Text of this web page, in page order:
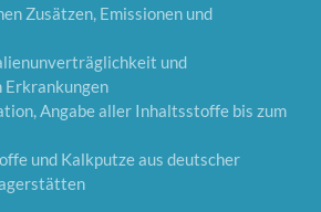
Zusätzen, Emissionen und
und
Erkrankungen
Angabe aller Inhaltsstoffe bis zum
und Kalkputze aus deutscher